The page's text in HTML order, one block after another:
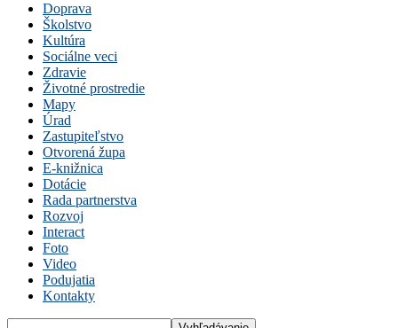
Doprava
Školstvo
Kultúra
Sociálne veci
Zdravie
Životné prostredie
Mapy
Úrad
Zastupiteľstvo
Otvorená župa
E-knižnica
Dotácie
Rada partnerstva
Rozvoj
Interact
Foto
Video
Podujatia
Kontakty